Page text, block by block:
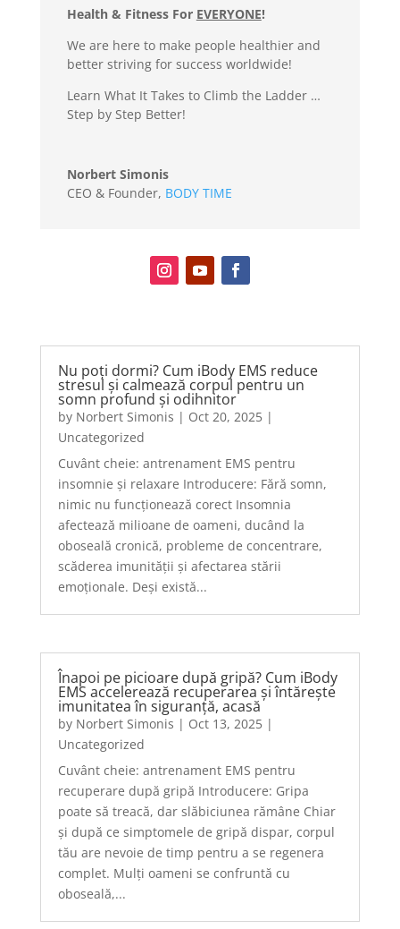
Health & Fitness For EVERYONE!
We are here to make people healthier and
better striving for success worldwide!
Learn What It Takes to Climb the Ladder …
Step by Step Better!
Norbert Simonis
CEO & Founder, BODY TIME
Nu poți dormi? Cum iBody EMS reduce
stresul și calmează corpul pentru un
somn profund și odihnitor
by Norbert Simonis | Oct 20, 2025|
Uncategorized
Cuvânt cheie: antrenament EMS pentru
insomnie și relaxare Introducere: Fără somn,
nimic nu funcționează corect Insomnia
afectează milioane de oameni, ducând la
oboseală cronică, probleme de concentrare,
scăderea imunității și afectarea stării
emoționale. Deși există...
Înapoi pe picioare după gripă? Cum iBody
EMS accelerează recuperarea și întărește
imunitatea în siguranță, acasă
by Norbert Simonis | Oct 13, 2025|
Uncategorized
Cuvânt cheie: antrenament EMS pentru
recuperare după gripă Introducere: Gripa
poate să treacă, dar slăbiciunea rămâne Chiar
și după ce simptomele de gripă dispar, corpul
tău are nevoie de timp pentru a se regenera
complet. Mulți oameni se confruntă cu
oboseală,...